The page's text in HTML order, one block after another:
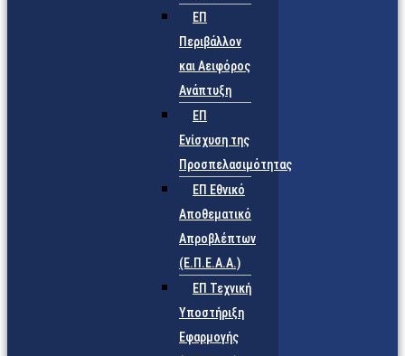
ΕΠ
Περιβάλλον
και Αειφόρος
Ανάπτυξη
ΕΠ
Ενίσχυση της
Προσπελασιμότητας
ΕΠ Εθνικό
Αποθεματικό
Απροβλέπτων
(Ε.Π.Ε.Α.Α.)
ΕΠ Τεχνική
Υποστήριξη
Εφαρμογής